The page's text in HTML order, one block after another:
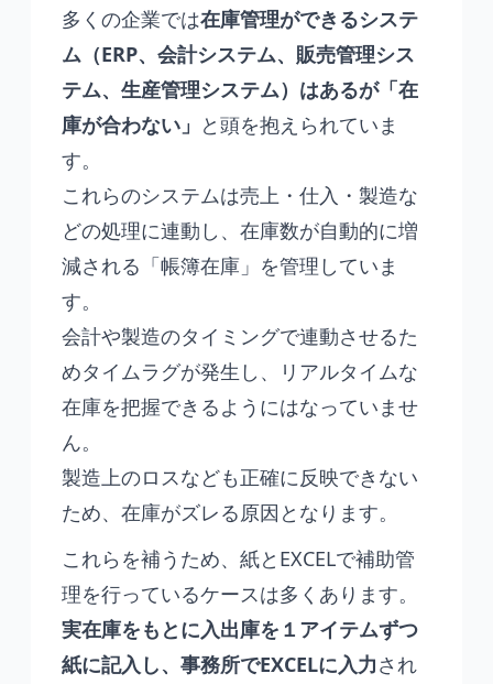
多くの企業では在庫管理ができるシステ
ム（ERP、会計システム、販売管理シス
テム、生産管理システム）はあるが「在
庫が合わない」 と頭を抱えられていま
す。
これらのシステムは売上・仕入・製造な
どの処理に連動し、在庫数が自動的に増
減される「帳簿在庫」を管理していま
す。
会計や製造のタイミングで連動させるた
めタイムラグが発生し、リアルタイムな
在庫を把握できるようにはなっていませ
ん。
製造上のロスなども正確に反映できない
ため、在庫がズレる原因となります。
これらを補うため、紙とEXCELで補助管
理を行っているケースは多くあります。
実在庫をもとに入出庫を１アイテムずつ
紙に記入し、事務所でEXCELに入力され